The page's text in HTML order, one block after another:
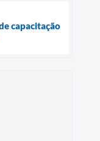
capacitação